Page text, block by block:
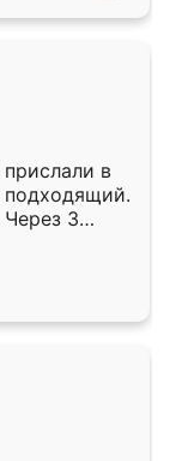
в
подходящий.
3